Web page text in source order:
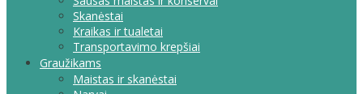
Skanėstai
Kraikas ir tualetai
Transportavimo krepšiai
Graužikams
Maistas ir skanėstai